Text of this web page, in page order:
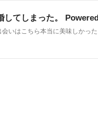
てしまった。